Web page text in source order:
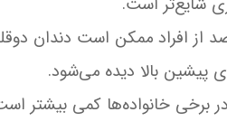
شایع‌تر است.
پیشین بالا دیده می‌شود.
برخی خانواده‌ها کمی بیشتر